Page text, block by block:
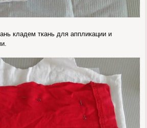
кладем ткань для аппликации и